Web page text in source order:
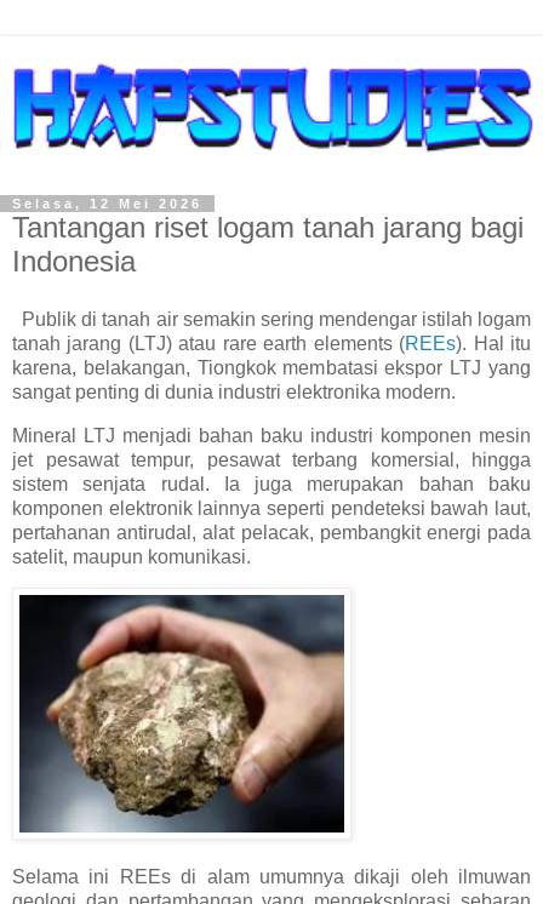
Selasa, 12 Mei 2026
Tantangan riset logam tanah jarang bagi
Indonesia
Publik di tanah air semakin sering mendengar istilah logam
tanah jarang (LTJ) atau rare earth elements (REEs). Hal itu
karena, belakangan, Tiongkok membatasi ekspor LTJ yang
sangat penting di dunia industri elektronika modern.
Mineral LTJ menjadi bahan baku industri komponen mesin
jet pesawat tempur, pesawat terbang komersial, hingga
sistem senjata rudal. Ia juga merupakan bahan baku
komponen elektronik lainnya seperti pendeteksi bawah laut,
pertahanan antirudal, alat pelacak, pembangkit energi pada
satelit, maupun komunikasi.
Selama ini REEs di alam umumnya dikaji oleh ilmuwan